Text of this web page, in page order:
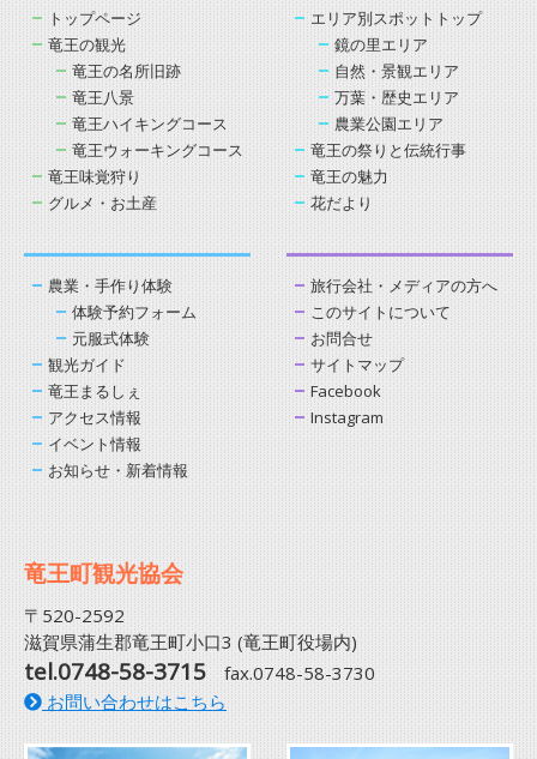
トップページ
竜王の観光
竜王の名所旧跡
竜王八景
竜王ハイキングコース
竜王ウォーキングコース
竜王味覚狩り
グルメ・お土産
エリア別スポットトップ
鏡の里エリア
自然・景観エリア
万葉・歴史エリア
農業公園エリア
竜王の祭りと伝統行事
竜王の魅力
花だより
農業・手作り体験
体験予約フォーム
元服式体験
観光ガイド
竜王まるしぇ
アクセス情報
イベント情報
お知らせ・新着情報
旅行会社・メディアの方へ
このサイトについて
お問合せ
サイトマップ
Facebook
Instagram
竜王町観光協会
〒520-2592
滋賀県蒲生郡竜王町小口3 (竜王町役場内)
tel.0748-58-3715 fax.0748-58-3730
お問い合わせはこちら